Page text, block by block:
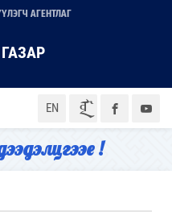
АГЕНТЛАГ
EN ᠮᠣᠨ
!